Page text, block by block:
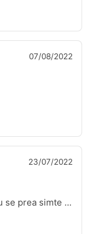
07/08/2022
23/07/2022
se prea simte …